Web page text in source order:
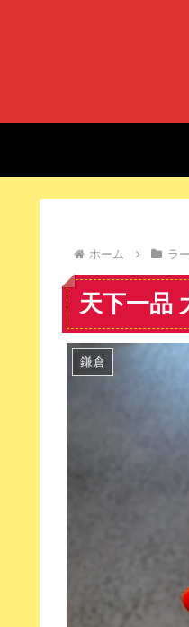
ホーム ラ
天下一品
鎌倉